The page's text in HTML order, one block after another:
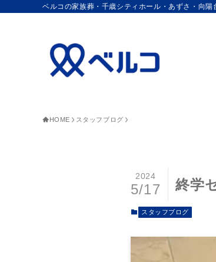
ベルコの家族葬・千歳シティホール・あずさ・向陽
HOME スタッフブログ
終学
2024
5/17
スタッフブログ